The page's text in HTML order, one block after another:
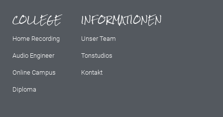
COLLEGE
Home Recording
Audio Engineer
Online Campus
Diploma
INFORMATIONEN
Unser Team
Tonstudios
Kontakt